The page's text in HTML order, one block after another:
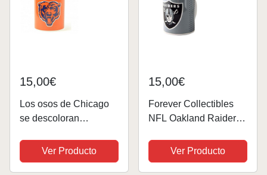
15,00€
Los osos de Chicago
se descoloran
Oficial licenciado de
NFL
Ver Producto
15,00€
Forever Collectibles
NFL Oakland Raiders
Ver Producto